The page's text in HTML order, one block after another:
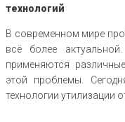
технологий
В современном мире
всё более
применяются
этой проблемы.
технологии утилизации